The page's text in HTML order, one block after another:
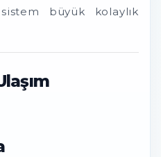
büyük kolaylık